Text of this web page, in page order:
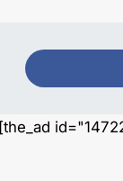
[the_ad